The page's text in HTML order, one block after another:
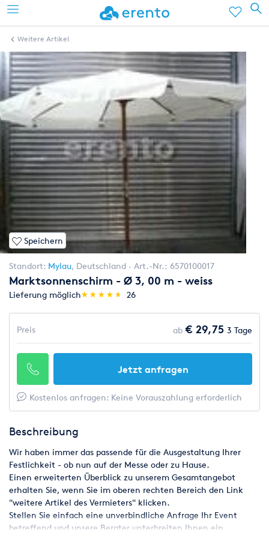
Weitere Artikel
Speichern
Standort: Mylau, Deutschland Art.-Nr.: 6570100017
Marktsonnenschirm - Ø 3, 00 m - weiss
Lieferung möglich(*)
★
★
(*)★
★
(*) ★
★
(*) ★
★
(*) ★
★ 26
Preis ab € 29,75 3 Tage
Jetzt anfragen
Kostenlos anfragen: Keine Vorauszahlung erforderlich
Beschreibung
Wir haben immer das passende für die Ausgestaltung Ihrer
Festlichkeit - ob nun auf der Messe oder zu Hause.
Einen erweiterten Überblick zu unserem Gesamtangebot
erhalten Sie, wenn Sie im oberen rechten Bereich den Link
"weitere Artikel des Vermieters" klicken.
Stellen Sie einfach eine unverbindliche Anfrage Ihr Event
betreffend und unsere Berater unterbreiten Ihnen ein